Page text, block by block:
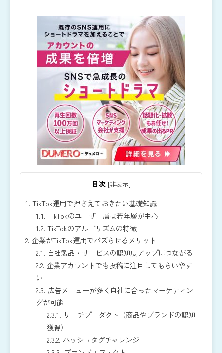
目次 [非表示]
1. TikTok運用で押さえておきたい基礎知識
1.1. TikTokのユーザー層は若年層が中心
1.2. TikTokのアルゴリズムの特徴
2. 企業がTikTok運用でバズらせるメリット
2.1. 自社製品・サービスの認知度アップにつながる
2.2. 企業アカウントでも投稿に注目してもらいやす
い
2.3. 広告メニューが多く自社に合ったマーケティン
グが可能
2.3.1. リーチプロダクト（商品やブランドの認知
獲得）
2.3.2. ハッシュタグチャレンジ